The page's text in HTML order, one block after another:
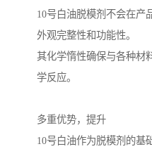
10号白油脱模剂不会在产
外观完整性和功能性。
其化学惰性确保与各种材
学反应。
多重优势，提升
10号白油作为脱模剂的基